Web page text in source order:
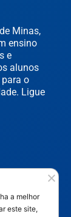
Minas,
ensino
e
alunos
o
Ligue
a melhor
este site,